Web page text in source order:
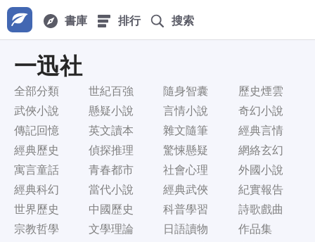
書庫 排行 搜索
一迅社
全部分類 世紀百強 隨身智囊
歷史煙雲
武俠小說
懸疑小說 言情小說
奇幻小說
傳記回憶
英文讀本 雜文隨筆
經典言情
經典歷史
偵探推理 驚悚懸疑
網絡玄幻
寓言童話
青春都市 社會心理
外國小說
經典科幻
當代小說 經典武俠
紀實報告
世界歷史
中國歷史 科普學習
詩歌戲曲
宗教哲學
文學理論 日語讀物
作品集